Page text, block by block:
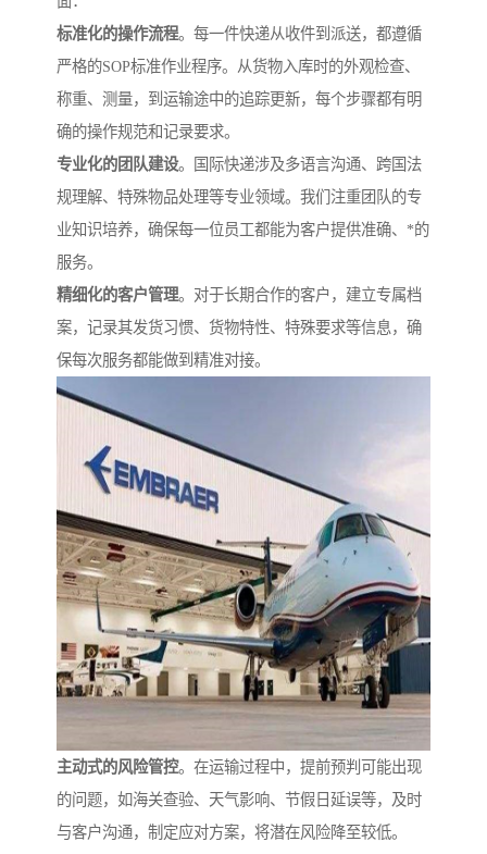
标准化的操作流程。每一件快递从收件到派送，都遵循
严格的SOP标准作业程序。从货物入库时的外观检查、
称重、测量，到运输途中的追踪更新，每个步骤都有明
确的操作规范和记录要求。
专业化的团队建设。国际快递涉及多语言沟通、跨国法
规理解、特殊物品处理等专业领域。我们注重团队的专
业知识培养，确保每一位员工都能为客户提供准确、*的
服务。
精细化的客户管理。对于长期合作的客户，建立专属档
案，记录其发货习惯、货物特性、特殊要求等信息，确
保每次服务都能做到精准对接。
主动式的风险管控。在运输过程中，提前预判可能出现
的问题，如海关查验、天气影响、节假日延误等，及时
与客户沟通，制定应对方案，将潜在风险降至较低。